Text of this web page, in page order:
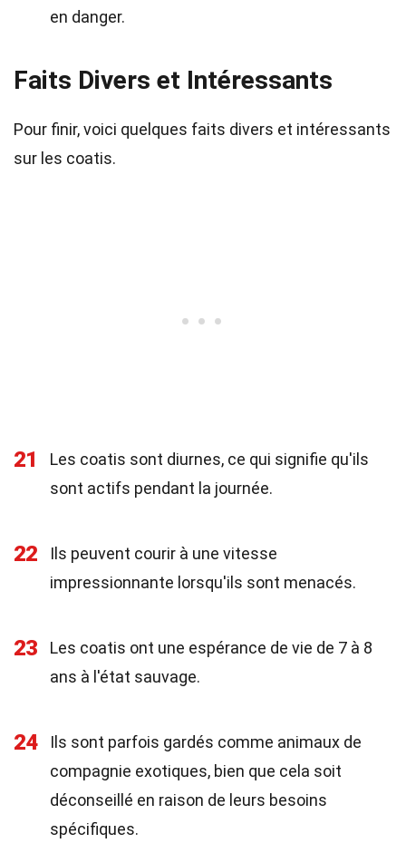
en danger.
Faits Divers et Intéressants
Pour finir, voici quelques faits divers et intéressants
sur les coatis.
21
Les coatis sont diurnes, ce qui signifie qu'ils
sont actifs pendant la journée.
22
Ils peuvent courir à une vitesse
impressionnante lorsqu'ils sont menacés.
23
Les coatis ont une espérance de vie de 7 à 8
ans à l'état sauvage.
24
Ils sont parfois gardés comme animaux de
compagnie exotiques, bien que cela soit
déconseillé en raison de leurs besoins
spécifiques.